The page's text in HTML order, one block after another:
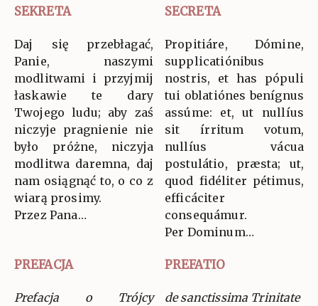
SEKRETA SECRETA
Daj się przebłagać,
Panie, naszymi
modlitwami i przyjmij
łaskawie te dary
Twojego ludu; aby zaś
niczyje pragnienie nie
było próżne, niczyja
modlitwa daremna, daj
nam osiągnąć to, o co z
wiarą prosimy.
Przez Pana…
Propitiáre, Dómine,
supplicatiónibus
nostris, et has pópuli
tui oblatiónes benígnus
assúme: et, ut nullíus
sit írritum votum,
nullíus vácua
postulátio, præsta; ut,
quod fidéliter pétimus,
efficáciter
consequámur.
Per Dominum…
PREFACJA PREFATIO
Prefacja o Trójcy
de sanctissima Trinitate